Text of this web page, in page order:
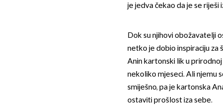
je jedva čekao da je se riješi
Dok su njihovi obožavatelji
netko je dobio inspiraciju za
Anin kartonski lik u prirodnoj
nekoliko mjeseci. Ali njemu
smiješno, pa je kartonska
ostaviti prošlost iza sebe.